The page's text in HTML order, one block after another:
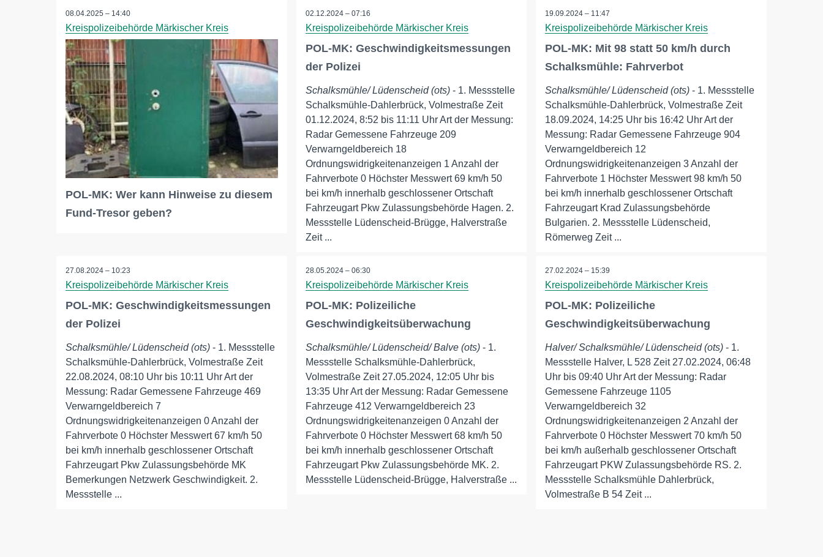
08.04.2025 – 14:40
Kreispolizeibehörde Märkischer Kreis
POL-MK: Wer kann Hinweise zu diesem
Fund-Tresor geben?
02.12.2024 – 07:16
Kreispolizeibehörde Märkischer Kreis
POL-MK: Geschwindigkeitsmessungen
der Polizei
Schalksmühle/ Lüdenscheid (ots)- 1. Messstelle
Schalksmühle-Dahlerbrück, Volmestraße Zeit
01.12.2024, 8:52 bis 11:11 Uhr Art der Messung:
Radar Gemessene Fahrzeuge 209
Verwarngeldbereich 18
Ordnungswidrigkeitenanzeigen 1 Anzahl der
Fahrverbote 0 Höchster Messwert 69 km/h 50
bei km/h innerhalb geschlossener Ortschaft
Fahrzeugart Pkw Zulassungsbehörde Hagen. 2.
Messstelle Lüdenscheid-Brügge, Halverstraße
Zeit ...
19.09.2024 – 11:47
Kreispolizeibehörde Märkischer Kreis
POL-MK: Mit 98 statt 50 km/h durch
Schalksmühle: Fahrverbot
Schalksmühle/ Lüdenscheid (ots) - 1. Messstelle
Schalksmühle-Dahlerbrück, Volmestraße Zeit
18.09.2024, 14:25 Uhr bis 16:42 Uhr Art der
Messung: Radar Gemessene Fahrzeuge 904
Verwarngeldbereich 12
Ordnungswidrigkeitenanzeigen 3 Anzahl der
Fahrverbote 1 Höchster Messwert 98 km/h 50
bei km/h innerhalb geschlossener Ortschaft
Fahrzeugart Krad Zulassungsbehörde
Bulgarien. 2. Messstelle Lüdenscheid,
Römerweg Zeit ...
27.08.2024 – 10:23
Kreispolizeibehörde Märkischer Kreis
POL-MK: Geschwindigkeitsmessungen
der Polizei
Schalksmühle/ Lüdenscheid (ots) - 1. Messstelle
Schalksmühle-Dahlerbrück, Volmestraße Zeit
22.08.2024, 08:10 Uhr bis 10:11 Uhr Art der
Messung: Radar Gemessene Fahrzeuge 469
Verwarngeldbereich 7
Ordnungswidrigkeitenanzeigen 0 Anzahl der
Fahrverbote 0 Höchster Messwert 67 km/h 50
bei km/h innerhalb geschlossener Ortschaft
Fahrzeugart Pkw Zulassungsbehörde MK
Bemerkungen Netzwerk Geschwindigkeit. 2.
Messstelle ...
28.05.2024 – 06:30
Kreispolizeibehörde Märkischer Kreis
POL-MK: Polizeiliche
Geschwindigkeitsüberwachung
Schalksmühle/ Lüdenscheid/ Balve (ots)- 1.
Messstelle Schalksmühle-Dahlerbrück,
Volmestraße Zeit 27.05.2024, 12:05 Uhr bis
13:35 Uhr Art der Messung: Radar Gemessene
Fahrzeuge 412 Verwarngeldbereich 23
Ordnungswidrigkeitenanzeigen 0 Anzahl der
Fahrverbote 0 Höchster Messwert 68 km/h 50
bei km/h innerhalb geschlossener Ortschaft
Fahrzeugart Pkw Zulassungsbehörde MK. 2.
Messstelle Lüdenscheid-Brügge, Halverstraße ...
27.02.2024 – 15:39
Kreispolizeibehörde Märkischer Kreis
POL-MK: Polizeiliche
Geschwindigkeitsüberwachung
Halver/ Schalksmühle/ Lüdenscheid (ots) - 1.
Messstelle Halver, L 528 Zeit 27.02.2024, 06:48
Uhr bis 09:40 Uhr Art der Messung: Radar
Gemessene Fahrzeuge 1105
Verwarngeldbereich 32
Ordnungswidrigkeitenanzeigen 2 Anzahl der
Fahrverbote 0 Höchster Messwert 70 km/h 50
bei km/h außerhalb geschlossener Ortschaft
Fahrzeugart PKW Zulassungsbehörde RS. 2.
Messstelle Schalksmühle Dahlerbrück,
Volmestraße B 54 Zeit ...